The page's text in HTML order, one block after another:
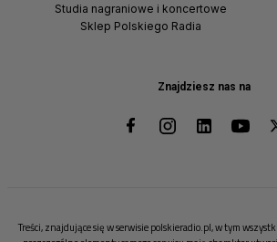
Znajdziesz nas na
Studia nagraniowe i koncertowe
Sklep Polskiego Radia
Treści, znajdujące się w serwisie polskieradio.pl, w tym